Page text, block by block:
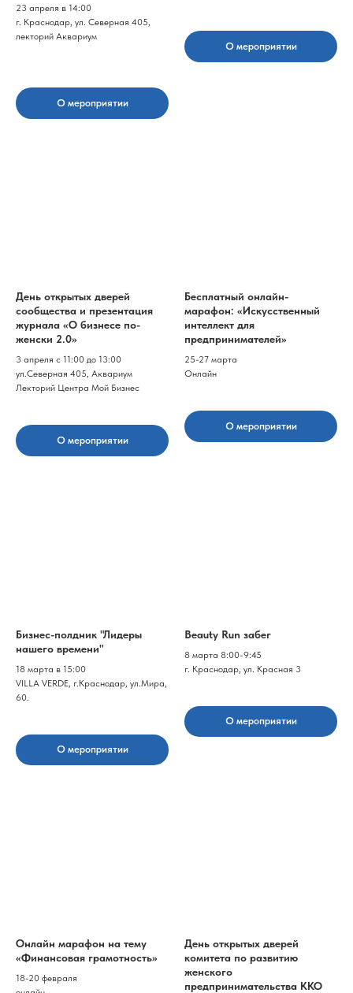
23 апреля в 14:00
г. Краснодар, ул. Северная 405,
лекторий Аквариум
О мероприятии
О мероприятии
День открытых дверей
сообщества и презентация
журнала «О бизнесе по-
женски 2.0»
3 апреля с 11:00 до 13:00
ул.Северная 405, Аквариум
Лекторий Центра Мой Бизнес
О мероприятии
Бесплатный онлайн-
марафон: «Искусственный
интеллект для
предпринимателей»
25-27 марта
Онлайн
О мероприятии
Бизнес-полдник "Лидеры
нашего времени"
18 марта в 15:00
VILLA VERDE, г.Краснодар, ул.Мира,
60.
О мероприятии
Beauty Run забег
8 марта 8:00-9:45
г. Краснодар, ул. Красная 3
О мероприятии
Онлайн марафон на тему
«Финансовая грамотность»
18-20 февраля
День открытых дверей
комитета по развитию
женского
предпринимательства ККО